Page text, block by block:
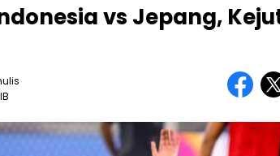
vs Jepang,